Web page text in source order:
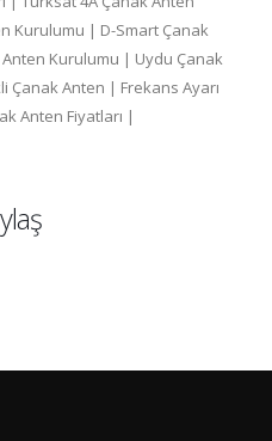
Kurulumu | D-Smart Çanak
Kurulumu | Uydu Çanak
Çanak Anten | Frekans Ayarı
Anten Fiyatları |